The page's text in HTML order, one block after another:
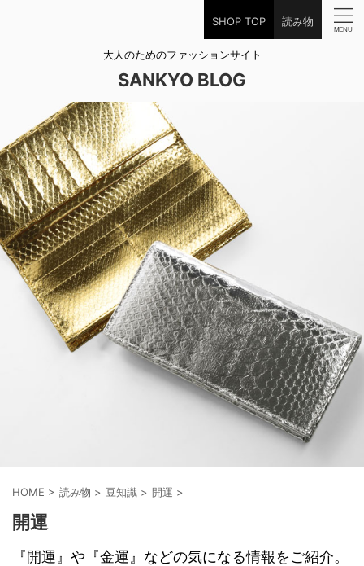
SHOP TOP 読み物
大人のためのファッションサイト
SANKYO BLOG
HOME > 読み物 > 豆知識 > 開運 >
開運
『開運』や『金運』などの気になる情報をご紹介。